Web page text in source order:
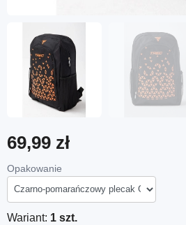
69,99 zł
Opakowanie
Wariant: 1 szt.